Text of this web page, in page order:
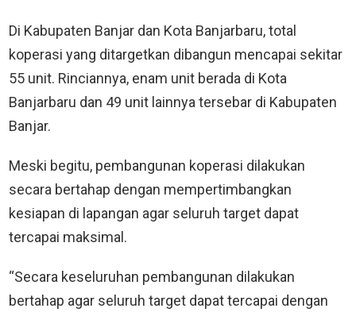
Di Kabupaten Banjar dan Kota Banjarbaru, total
koperasi yang ditargetkan dibangun mencapai sekitar
55 unit. Rinciannya, enam unit berada di Kota
Banjarbaru dan 49 unit lainnya tersebar di Kabupaten
Banjar.
Meski begitu, pembangunan koperasi dilakukan
secara bertahap dengan mempertimbangkan
kesiapan di lapangan agar seluruh target dapat
tercapai maksimal.
“Secara keseluruhan pembangunan dilakukan
bertahap agar seluruh target dapat tercapai dengan